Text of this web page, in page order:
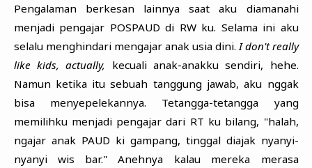
Pengalaman berkesan lainnya saat aku diamanahi
menjadi pengajar POSPAUD di RW ku. Selama ini aku
selalu menghindari mengajar anak usia dini. I don't really
like kids, actually, kecuali anak-anakku sendiri, hehe.
Namun ketika itu sebuah tanggung jawab, aku nggak
bisa menyepelekannya. Tetangga-tetangga yang
memilihku menjadi pengajar dari RT ku bilang, "halah,
ngajar anak PAUD ki gampang, tinggal diajak nyanyi-
nyanyi wis bar." Anehnya kalau mereka merasa